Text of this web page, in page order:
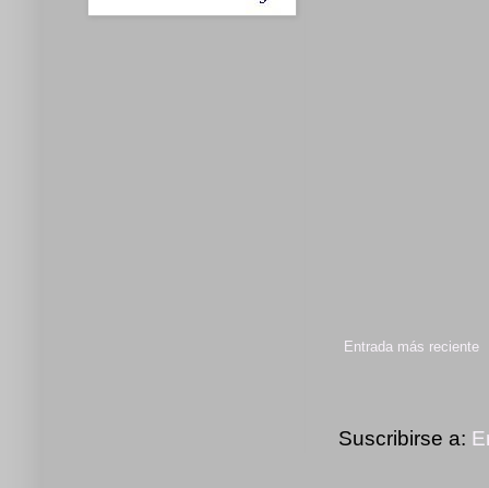
Entrada más reciente
Suscribirse a: